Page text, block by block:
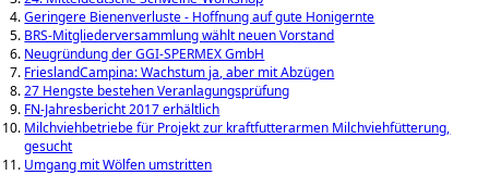
Geringere Bienenverluste - Hoffnung auf gute Honigernte
BRS-Mitgliederversammlung wählt neuen Vorstand
Neugründung der GGI-SPERMEX GmbH
FrieslandCampina: Wachstum ja, aber mit Abzügen
27 Hengste bestehen Veranlagungsprüfung
FN-Jahresbericht 2017 erhältlich
Milchviehbetriebe für Projekt zur kraftfutterarmen Milchviehfütterung,
gesucht
Umgang mit Wölfen umstritten